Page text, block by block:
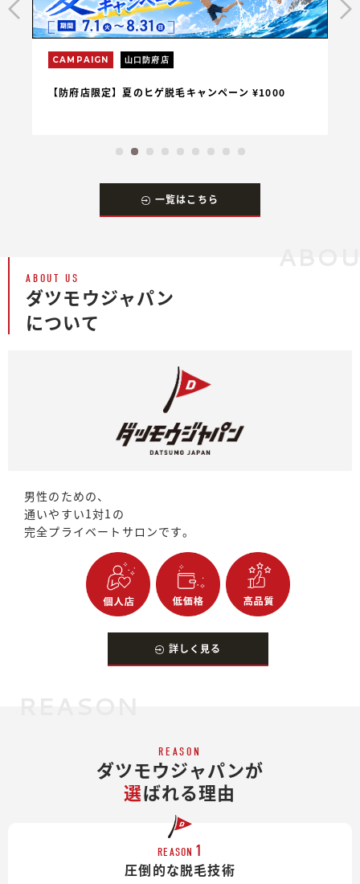
CAMPAIGN 山口防府店
【防府店限定】夏のヒゲ脱毛キャンペーン ¥1000
一覧はこちら
ABOUT US
ダツモウジャパン
について
男性のための、
通いやすい1対1の
完全プライベートサロンです。
詳しく見る
REASON
ダツモウジャパンが
選ばれる理由
REASON 1
圧倒的な脱毛技術